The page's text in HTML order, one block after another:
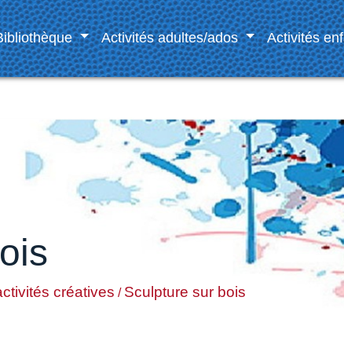
Activités adultes/ados Activités
créatives / Sculpture sur bois